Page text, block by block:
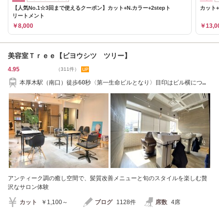
【人気No.1☆3回まで使えるクーポン】カット+N.カラー+2stepト
リートメント
￥8,000
カット
￥
美容室Ｔｒｅｅ【ビヨウシツ ツリー】
4.95 （311件）
本厚木駅（南口）徒歩60秒〈第一生命ビルとなり〉目印はビル横につい
アンティーク調の癒し空間で、髪質改善メニューと旬のスタイルを楽しむ贅
沢なサロン体験
カット ￥1,100～ ブログ 1128件 席数 4席